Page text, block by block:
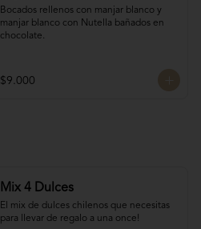
Bocados rellenos con manjar blanco y
manjar blanco con Nutella bañados en
chocolate.
$9.000
Mix 4 Dulces
El mix de dulces chilenos que necesitas
para llevar de regalo a una once!